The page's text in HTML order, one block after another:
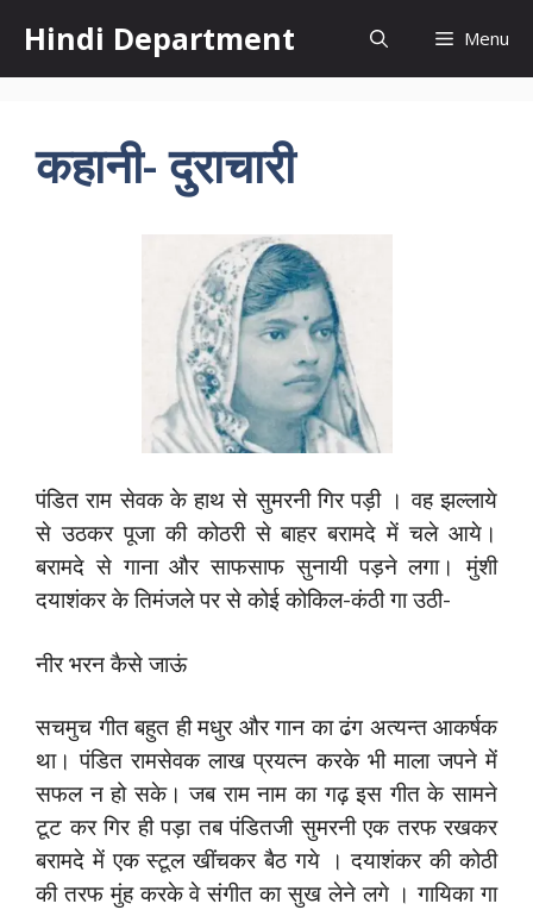
content
Hindi Department Menu
कहानी- दुराचारी
पंडित राम सेवक के हाथ से सुमरनी गिर पड़ी । वह झल्लाये
से उठकर पूजा की कोठरी से बाहर बरामदे में चले आये।
बरामदे से गाना और साफसाफ सुनायी पड़ने लगा। मुंशी
दयाशंकर के तिमंजले पर से कोई कोकिल-कंठी गा उठी-
नीर भरन कैसे जाऊं
सचमुच गीत बहुत ही मधुर और गान का ढंग अत्यन्त आकर्षक
था। पंडित रामसेवक लाख प्रयत्न करके भी माला जपने में
सफल न हो सके। जब राम नाम का गढ़ इस गीत के सामने
टूट कर गिर ही पड़ा तब पंडितजी सुमरनी एक तरफ रखकर
बरामदे में एक स्टूल खींचकर बैठ गये । दयाशंकर की कोठी
की तरफ मुंह करके वे संगीत का सुख लेने लगे । गायिका गा